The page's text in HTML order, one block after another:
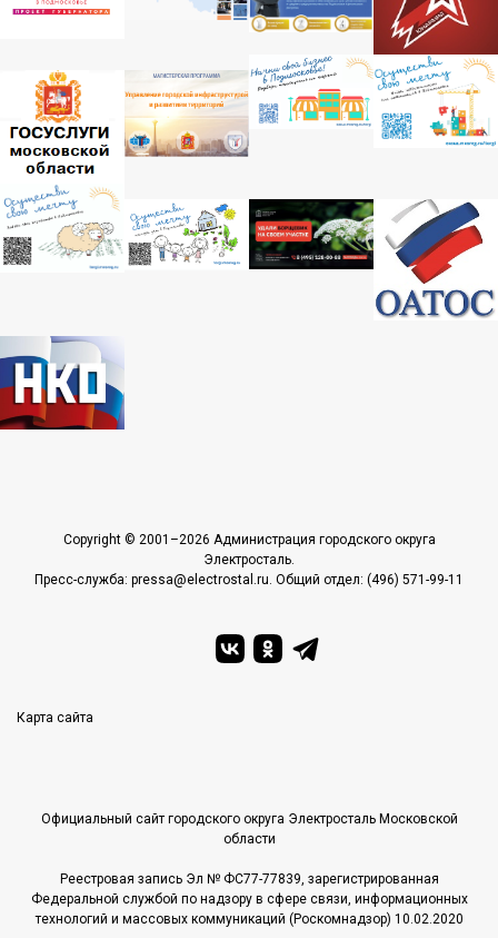
Copyright © 2001–2026 Администрация городского округа
Электросталь.
Пресс-служба: pressa@electrostal.ru. Общий отдел: (496) 571-99-11
Карта сайта
Официальный сайт городского округа Электросталь Московской
области
Реестровая запись Эл № ФС77-77839, зарегистрированная
Федеральной службой по надзору в сфере связи, информационных
технологий и массовых коммуникаций (Роскомнадзор) 10.02.2020